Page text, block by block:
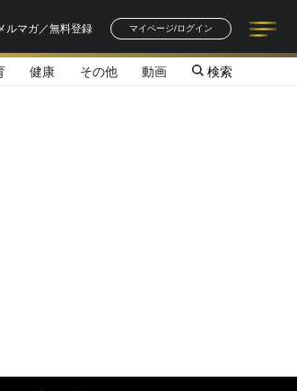
ルマガ／無料登録
マイページ/ログイン
記事一覧
著者一覧
健康 その他 動画 検索